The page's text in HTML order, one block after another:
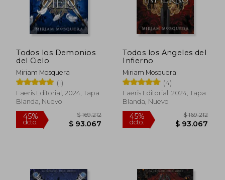
Todos los Demonios
del Cielo
Miriam Mosquera
(1)
Faeris Editorial, 2024, Tapa
Blanda, Nuevo
Todos los Angeles del
Infierno
Miriam Mosquera
(4)
Faeris Editorial, 2024, Tapa
Blanda, Nuevo